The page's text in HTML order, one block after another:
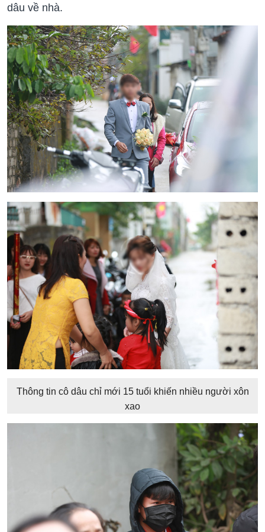
dâu về nhà.
Thông tin cô dâu chỉ mới 15 tuổi khiến nhiều người xôn
xao